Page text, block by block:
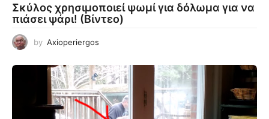
Σκύλος χρησιμοποιεί ψωμί για δόλωμα για να
πιάσει ψάρι! (Βίντεο)
by Axioperiergos